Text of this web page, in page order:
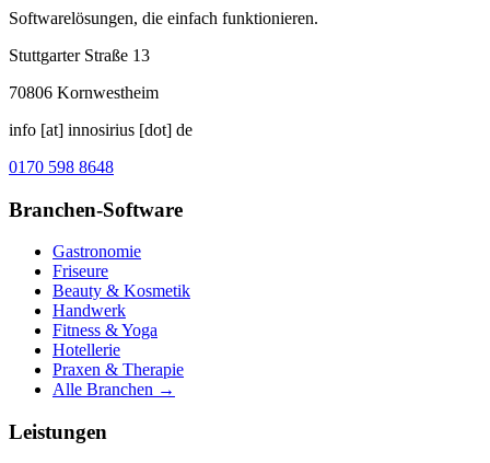
Softwarelösungen, die einfach funktionieren.
Stuttgarter Straße 13
70806 Kornwestheim
info [at] innosirius [dot] de
0170 598 8648
Branchen-Software
Gastronomie
Friseure
Beauty & Kosmetik
Handwerk
Fitness & Yoga
Hotellerie
Praxen & Therapie
Alle Branchen →
Leistungen